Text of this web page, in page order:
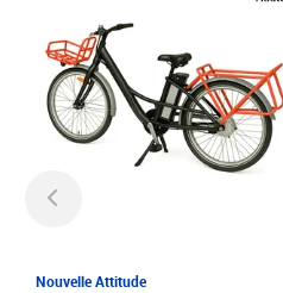
Nouvelle Attitude